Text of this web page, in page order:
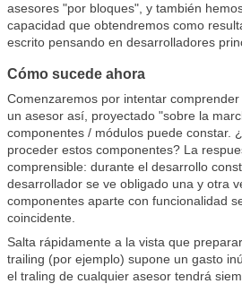
asesores "por bloques", y también
capacidad que obtendremos como
escrito pensando en desarrolladores
Cómo sucede ahora
Comenzaremos por intentar
un asesor así, proyectado "sobre la
componentes / módulos puede constar.
proceder estos componentes? La
comprensible: durante el desarrollo
desarrollador se ve obligado una y otra
componentes aparte con funcionalidad
coincidente.
Salta rápidamente a la vista que
trailing (por ejemplo) supone un gasto
el traling de cualquier asesor tendrá